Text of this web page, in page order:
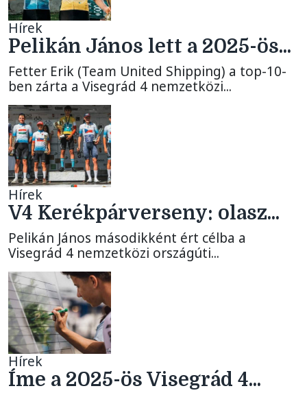
Hírek
Pelikán János lett a 2025-ös...
Fetter Erik (Team United Shipping) a top-10-
ben zárta a Visegrád 4 nemzetközi...
Hírek
V4 Kerékpárverseny: olasz...
Pelikán János másodikként ért célba a
Visegrád 4 nemzetközi országúti...
Hírek
Íme a 2025-ös Visegrád 4...